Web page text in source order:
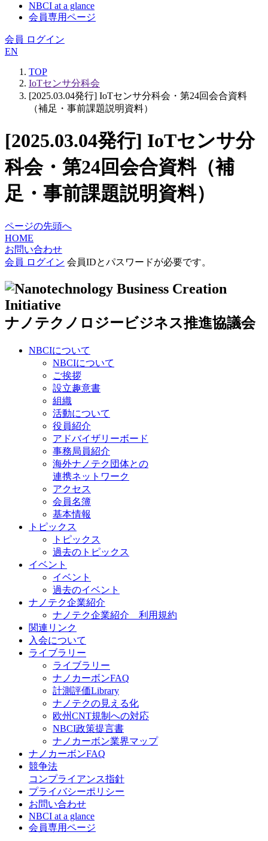
NBCI at a glance
会員専用ページ
会員 ログイン
EN
TOP
IoTセンサ分科会
[2025.03.04発行] IoTセンサ分科会・第24回会合資料
（補足・事前課題説明資料）
[2025.03.04発行] IoTセンサ分
科会・第24回会合資料（補
足・事前課題説明資料）
ページの先頭へ
HOME
お問い合わせ
会員 ログイン 会員IDとパスワードが必要です。
ナノテクノロジービジネス推進協議会
NBCIについて
NBCIについて
ご挨拶
設立趣意書
組織
活動について
役員紹介
アドバイザリーボード
事務局員紹介
海外ナノテク団体との
連携ネットワーク
アクセス
会員名簿
基本情報
トピックス
トピックス
過去のトピックス
イベント
イベント
過去のイベント
ナノテク企業紹介
ナノテク企業紹介 利用規約
関連リンク
入会について
ライブラリー
ライブラリー
ナノカーボンFAQ
計測評価Library
ナノテクの見える化
欧州CNT規制への対応
NBCI政策提言書
ナノカーボン業界マップ
ナノカーボンFAQ
競争法
コンプライアンス指針
プライバシーポリシー
お問い合わせ
NBCI at a glance
会員専用ページ